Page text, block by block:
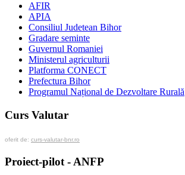
AFIR
APIA
Consiliul Judetean Bihor
Gradare seminte
Guvernul Romaniei
Ministerul agriculturii
Platforma CONECT
Prefectura Bihor
Programul Național de Dezvoltare Rurală
Curs Valutar
oferit de: curs-valutar-bnr.ro
Proiect-pilot - ANFP